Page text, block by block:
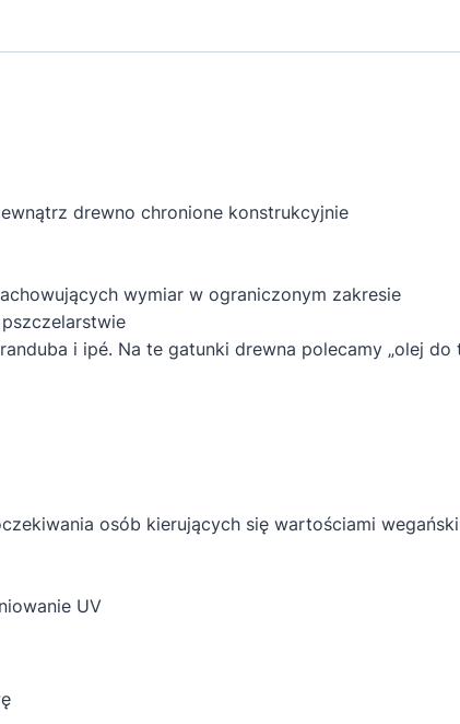
drewno chronione konstrukcyjnie
wymiar w ograniczonym zakresie
i ipé. Na te gatunki drewna polecamy „olej do
osób kierujących się wartościami
UV